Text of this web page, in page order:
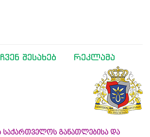
ჩვენ შესახებ რეკლამა
საქართველოს განათლებისა და